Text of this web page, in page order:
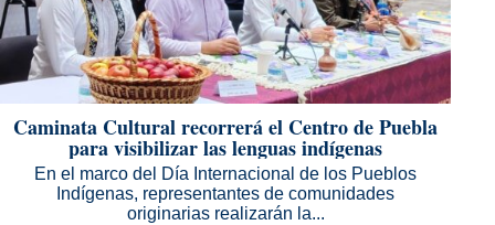
Caminata Cultural recorrerá el Centro de Puebla
para visibilizar las lenguas indígenas
En el marco del Día Internacional de los Pueblos
Indígenas, representantes de comunidades
originarias realizarán la...